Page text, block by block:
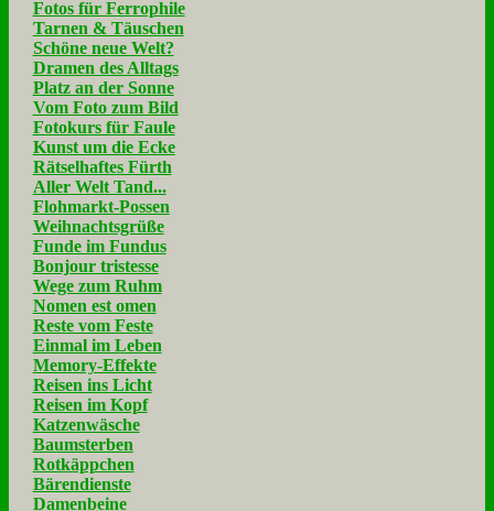
Fotos für Ferrophile
Tarnen & Täuschen
Schöne neue Welt?
Dramen des Alltags
Platz an der Sonne
Vom Foto zum Bild
Fotokurs für Faule
Kunst um die Ecke
Rätselhaftes Fürth
Aller Welt Tand...
Flohmarkt-Possen
Weihnachtsgrüße
Funde im Fundus
Bonjour tristesse
Wege zum Ruhm
Nomen est omen
Reste vom Feste
Einmal im Leben
Memory-Effekte
Reisen ins Licht
Reisen im Kopf
Katzenwäsche
Baumsterben
Rotkäppchen
Bärendienste
Damenbeine